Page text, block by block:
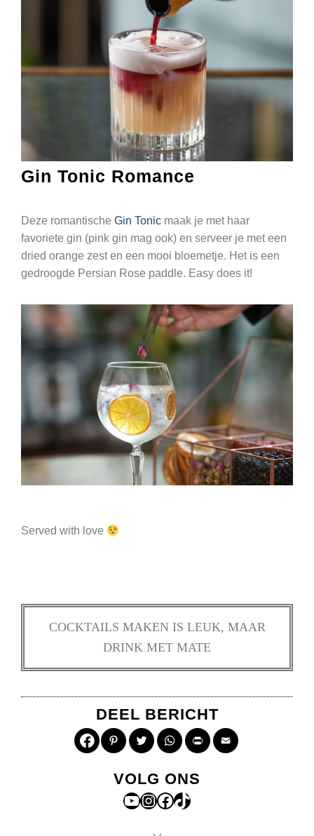
Gin Tonic Romance
Deze romantische Gin Tonic maak je met haar
favoriete gin (pink gin mag ook) en serveer je met een
dried orange zest en een mooi bloemetje. Het is een
gedroogde Persian Rose paddle. Easy does it!
Served with love
COCKTAILS MAKEN IS LEUK, MAAR
DRINK MET MATE
DEEL BERICHT
PinterestTwitterWhatsApp
Print
VOLG ONS
YouTube
Instagram
Facebook
TikTok